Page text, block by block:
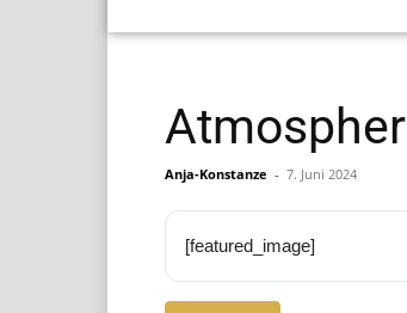
Anja-Konstanze - 7. Juni 2024
[featured_image]